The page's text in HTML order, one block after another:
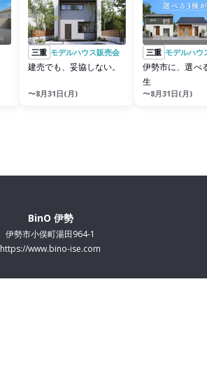
三重 モデルハウス販売会
建売でも、妥協しない。
〜8月31日(月)
三重 モデルハウ
伊勢市に、選べ
生
〜8月31日(月)
BinO 伊勢
伊勢市小俣町湯田964-1
https://www.bino-ise.com